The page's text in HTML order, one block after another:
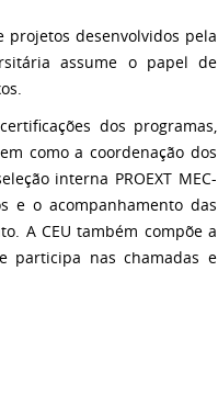
projetos desenvolvidos pela
assume o papel de
dos programas,
como a coordenação dos
interna PROEXT MEC-
e o acompanhamento das
A CEU também compõe a
participa nas chamadas e